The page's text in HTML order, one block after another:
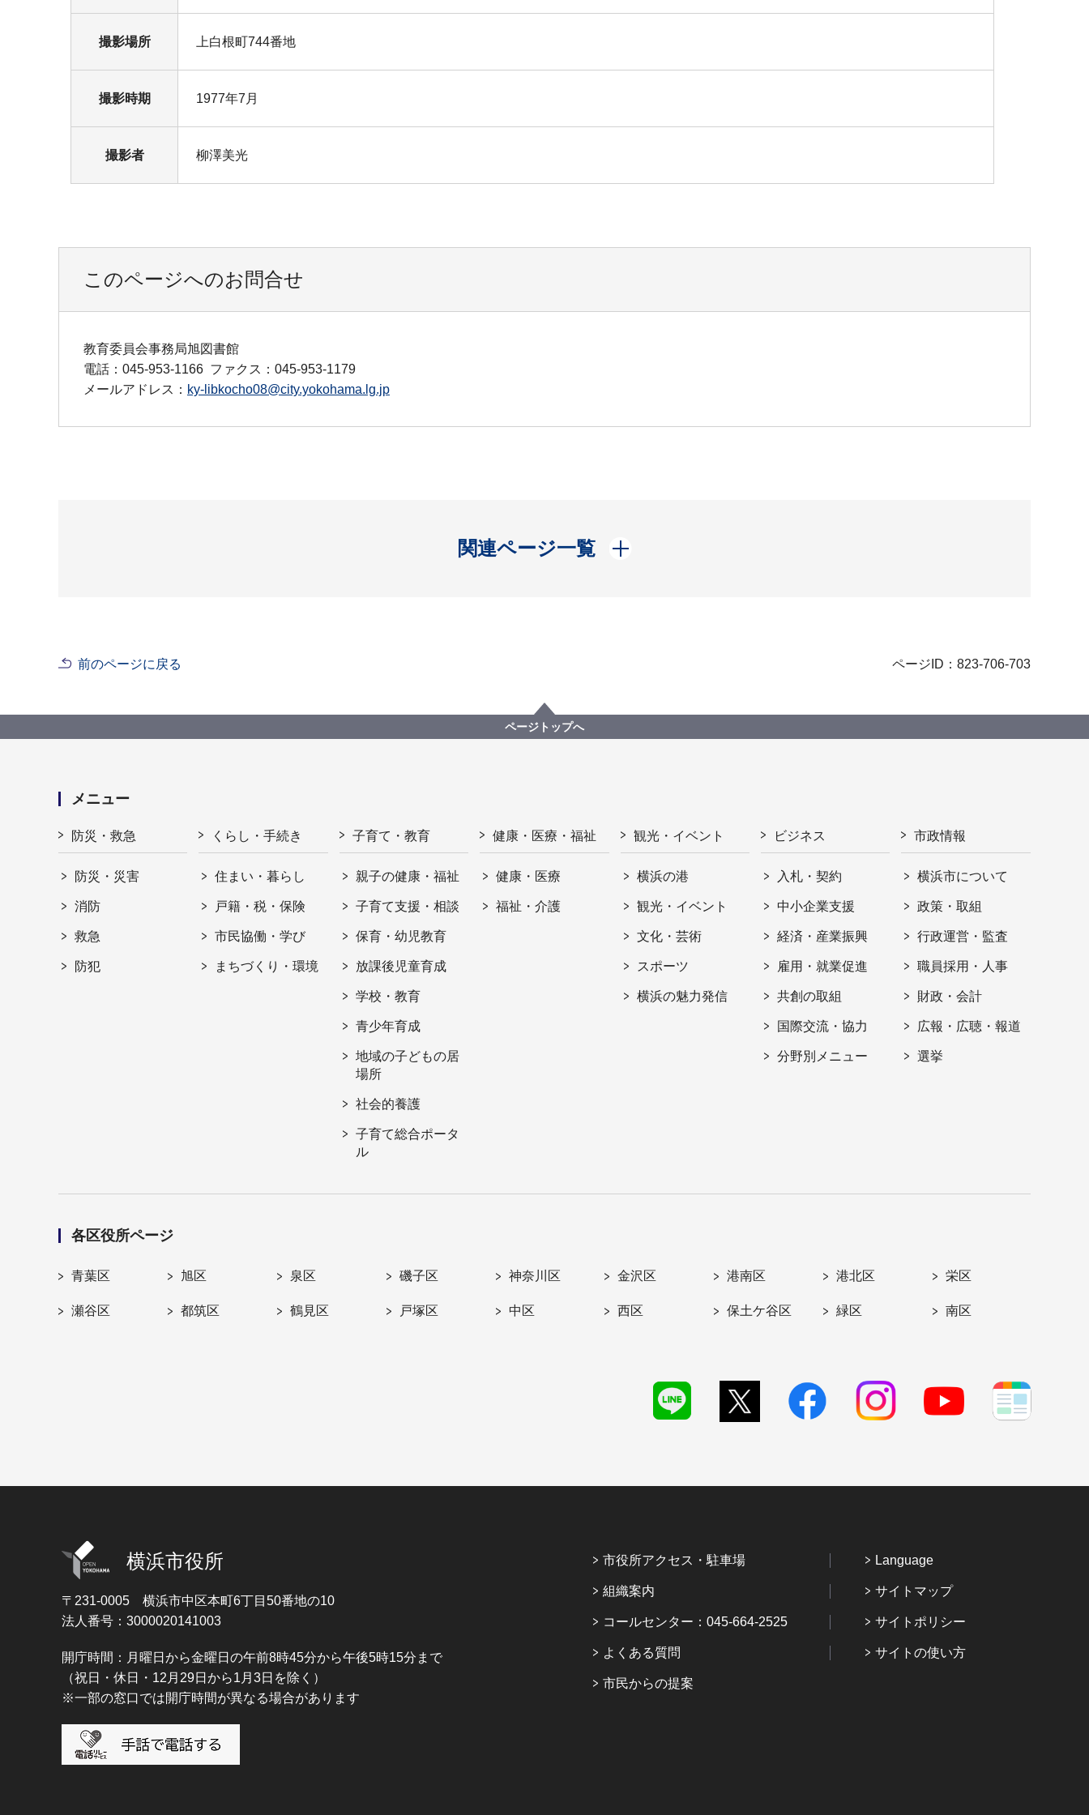
撮影場所 上白根町744番地
撮影時期 1977年7月
撮影者 柳澤美光
このページへのお問合せ
教育委員会事務局旭図書館
電話：045-953-1166 ファクス：045-953-1179
メールアドレス： ky-libkocho08@city.yokohama.lg.jp
関連ページ一覧
開く
前のページに戻る ページID：823-706-703
ページトップへ
メニュー
防災・救急
防災・災害
消防
救急
防犯
くらし・手続き
住まい・暮らし
戸籍・税・保険
市民協働・学び
まちづくり・環境
子育て・教育
親子の健康・福祉
子育て支援・相談
保育・幼児教育
放課後児童育成
学校・教育
青少年育成
地域の子どもの居
場所
社会的養護
子育て総合ポータ
ル
健康・医療・福祉
健康・医療
福祉・介護
観光・イベント
横浜の港
観光・イベント
文化・芸術
スポーツ
横浜の魅力発信
ビジネス
入札・契約
中小企業支援
経済・産業振興
雇用・就業促進
共創の取組
国際交流・協力
分野別メニュー
市政情報
横浜市について
政策・取組
行政運営・監査
職員採用・人事
財政・会計
広報・広聴・報道
選挙
各区役所ページ
青葉区 旭区 泉区 磯子区 神奈川区 金沢区 港南区 港北区 栄区
瀬谷区 都筑区 鶴見区 戸塚区 中区 西区 保土ケ谷区 緑区 南区
横浜市役所
〒231-0005 横浜市中区本町6丁目50番地の10
法人番号：3000020141003
開庁時間：月曜日から金曜日の午前8時45分から午後5時15分まで
（祝日・休日・12月29日から1月3日を除く）
※一部の窓口では開庁時間が異なる場合があります
市役所アクセス・駐車場
組織案内
コールセンター：045-664-2525
よくある質問
市民からの提案
Language
サイトマップ
サイトポリシー
サイトの使い方